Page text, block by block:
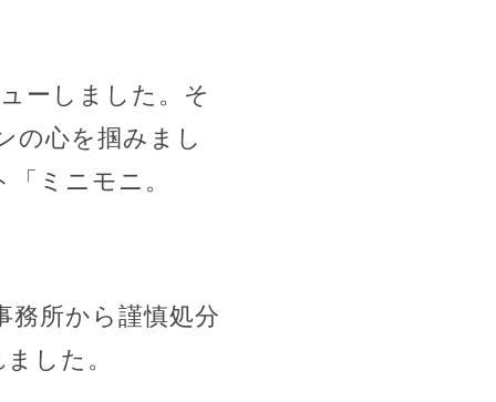
ーしました。そ
の心を掴みまし
ミニモニ。
務所から謹慎処分
した​​。